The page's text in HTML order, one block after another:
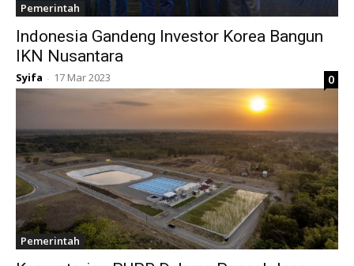
Pemerintah
Indonesia Gandeng Investor Korea Bangun
IKN Nusantara
Syifa - 17 Mar 2023 0
Pemerintah